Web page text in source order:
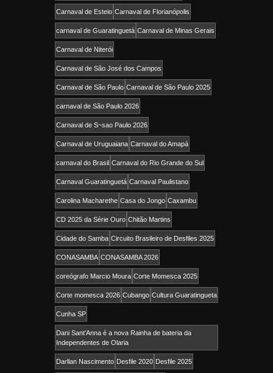
Carnaval de Esteio Carnaval de Florianópolis
carnaval de Guaratinguetá Carnaval de Minas Gerais
Carnaval de Niterói
Carnaval de São José dos Campos
Carnaval de São Paulo Carnaval de São Paulo 2025
carnaval de São Paulo 2026
Carnaval de S~sao Paulo 2026
Carnaval de Uruguaiana Carnaval do Amapá
carnaval do Brasil Carnaval do Rio Grande do Sul
Carnaval Guaratinguetá Carnaval Paulistano
Carolina Macharethe Casa do Jongo Caxambu
CD 2025 da Série Ouro Chitão Martins
Cidade do Samba Circuito Brasileiro de Desfiles 2025
CONASAMBA CONASAMBA 2026
coreógrafo Marcio Moura Corte Momesca 2025
Corte momesca 2026 Cubango Cultura Guaratingueta
Cunha SP
Dani Sant’Anna é a nova Rainha de bateria da
Independentes de Olaria
Darllan Nascimento Desfile 2020 Desfile 2025